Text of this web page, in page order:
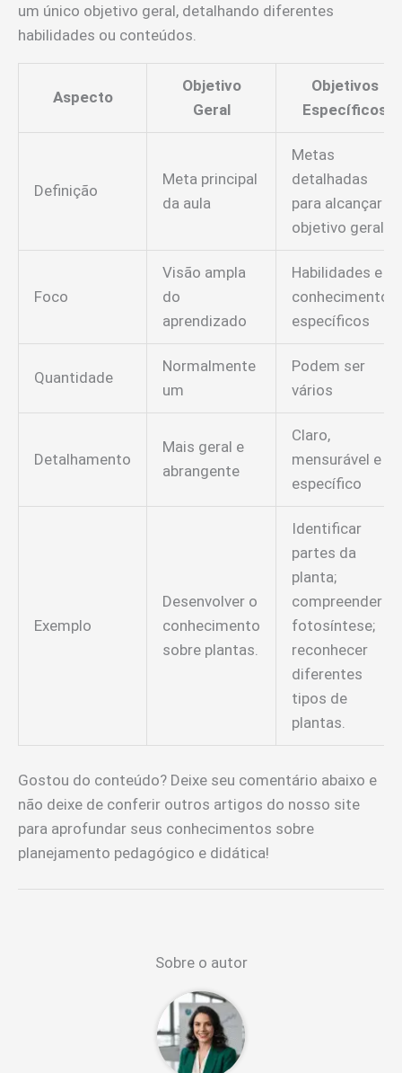
um único objetivo geral, detalhando diferentes
habilidades ou conteúdos.
Aspecto
Objetivo
Geral
Objetivos
Específicos
Definição
Meta principal
da aula
Metas
detalhadas
para alcançar o
objetivo geral
Foco
Visão ampla
do
aprendizado
Habilidades e
conhecimentos
específicos
Quantidade
Normalmente
um
Podem ser
vários
Detalhamento
Mais geral e
abrangente
Claro,
mensurável e
específico
Exemplo
Desenvolver o
conhecimento
sobre plantas.
Identificar
partes da
planta;
compreender
fotosíntese;
reconhecer
diferentes
tipos de
plantas.
Gostou do conteúdo? Deixe seu comentário abaixo e
não deixe de conferir outros artigos do nosso site
para aprofundar seus conhecimentos sobre
planejamento pedagógico e didática!
Sobre o autor